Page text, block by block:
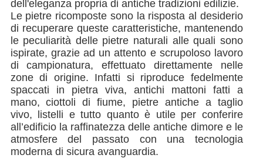
dell'eleganza propria di antiche tradizioni edilizie.
Le pietre ricomposte sono la risposta al desiderio
di recuperare queste caratteristiche, mantenendo
le peculiarità delle pietre naturali alle quali sono
ispirate, grazie ad un attento e scrupoloso lavoro
di campionatura, effettuato direttamente nelle
zone di origine. Infatti si riproduce fedelmente
spaccati in pietra viva, antichi mattoni fatti a
mano, ciottoli di fiume, pietre antiche a taglio
vivo, listelli e tutto quanto è utile per conferire
all’edificio la raffinatezza delle antiche dimore e le
atmosfere del passato con una tecnologia
moderna di sicura avanguardia.